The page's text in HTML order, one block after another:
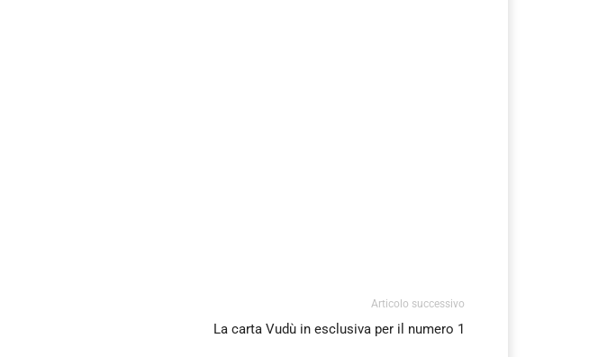
Articolo successivo
La carta Vudù in esclusiva per il numero 1